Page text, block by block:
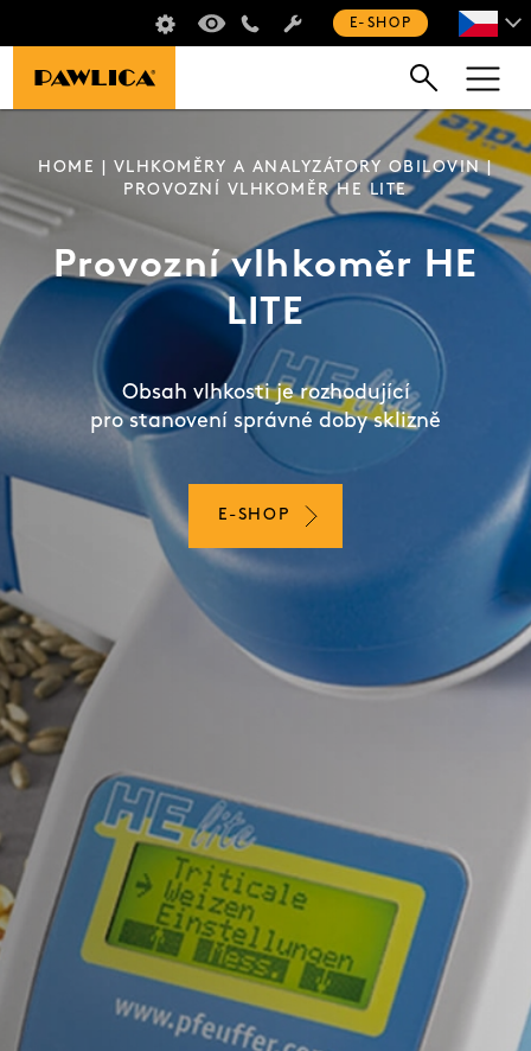
E-SHOP
HOME VLHKOMĚRY A ANALYZÁTORY OBILOVIN|
PROVOZNÍ VLHKOMĚR HE LITE
Provozní vlhkoměr HE
LITE
Obsah vlhkosti je rozhodující
pro stanovení správné doby sklizně
E-SHOP